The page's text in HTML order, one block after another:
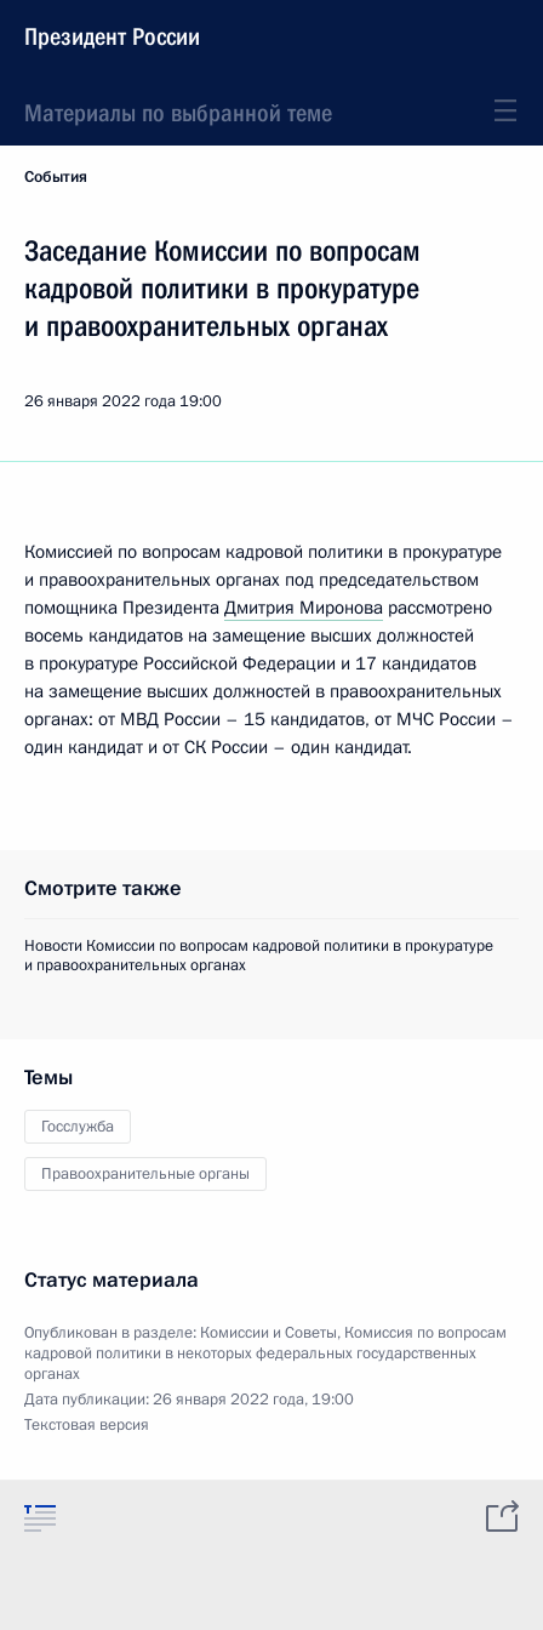
Президент России
Материалы по выбранной теме
События
Заседание Комиссии по вопросам
кадровой политики в прокуратуре
и правоохранительных органах
26 января 2022 года 19:00
Комиссией по вопросам кадровой политики в прокуратуре
и правоохранительных органах под председательством
помощника Президента Дмитрия Миронова рассмотрено
восемь кандидатов на замещение высших должностей
в прокуратуре Российской Федерации и 17 кандидатов
на замещение высших должностей в правоохранительных
органах: от МВД России – 15 кандидатов, от МЧС России –
один кандидат и от СК России – один кандидат.
Смотрите также
Новости Комиссии по вопросам кадровой политики в прокуратуре
и правоохранительных органах
Темы
Госслужба
Правоохранительные органы
Статус материала
Опубликован в разделе: Комиссии и Советы, Комиссия по вопросам
кадровой политики в некоторых федеральных государственных
органах
Дата публикации:26 января 2022 года, 19:00
Текстовая версия